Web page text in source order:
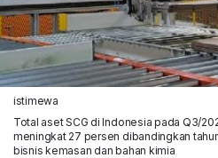
istimewa
Total aset SCG di Indonesia pada Q3/
meningkat 27 persen dibandingkan
bisnis kemasan dan bahan kimia